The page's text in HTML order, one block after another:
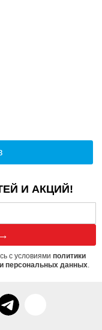
И АКЦИЙ!
с условиями политики
персональных данных.